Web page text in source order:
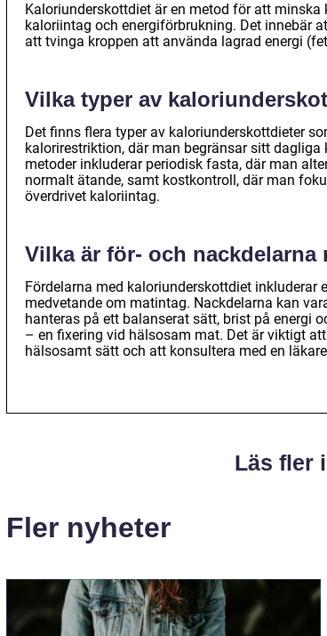
Kaloriunderskottdiet är en metod för att
kaloriintag och energiförbrukning. Det innebär
att tvinga kroppen att använda lagrad energi
Vilka typer av
Det finns flera typer av kaloriunderskottdieter
kalorirestriktion, där man begränsar sitt
metoder inkluderar periodisk fasta, där man
normalt ätande, samt kostkontroll, där man
överdrivet kaloriintag.
Vilka är för- och
Fördelarna med kaloriunderskottdiet
medvetande om matintag. Nackdelarna kan
hanteras på ett balanserat sätt, brist på energi
– en fixering vid hälsosam mat. Det är viktigt
hälsosamt sätt och att konsultera med en
Läs fler
Fler nyheter